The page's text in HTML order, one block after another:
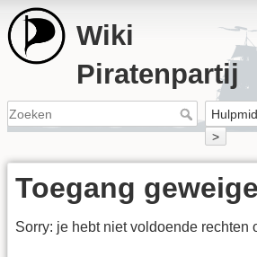
Wiki
Piratenpartij
>
Toegang
Sorry: je hebt niet voldoende rechten